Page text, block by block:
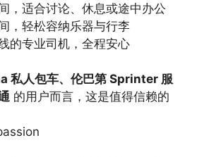
，适合讨论、休息或途中办公
，轻松容纳乐器与行李
的专业司机，全程安心
私人包车、伦巴第 Sprinter 服
的用户而言，这是值得信赖的